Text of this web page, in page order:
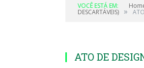
VOCÊ ESTÁ EM:
DESCARTÁVEIS) »
ATO DE